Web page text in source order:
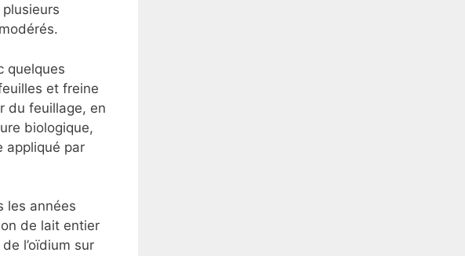
quelques
et freine
du feuillage, en
biologique,
appliqué par
les années
de lait entier
l’oïdium sur